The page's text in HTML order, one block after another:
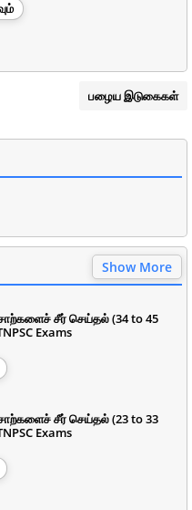
பழைய இடுகைகள்
Show More
சீர் செய்தல் (34 to 45
Exams
சீர் செய்தல் (23 to 33
Exams